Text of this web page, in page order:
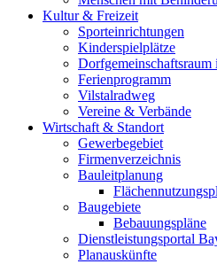
Kultur & Freizeit
Sporteinrichtungen
Kinderspielplätze
Dorfgemeinschaftsraum
Ferienprogramm
Vilstalradweg
Vereine & Verbände
Wirtschaft & Standort
Gewerbegebiet
Firmenverzeichnis
Bauleitplanung
Baugebiete
Bebauungspläne
Dienstleistungsportal
Planauskünfte